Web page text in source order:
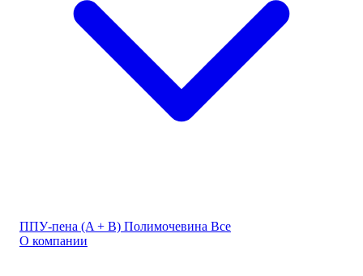
ППУ-пена (A + B) Полимочевина Все
О компании